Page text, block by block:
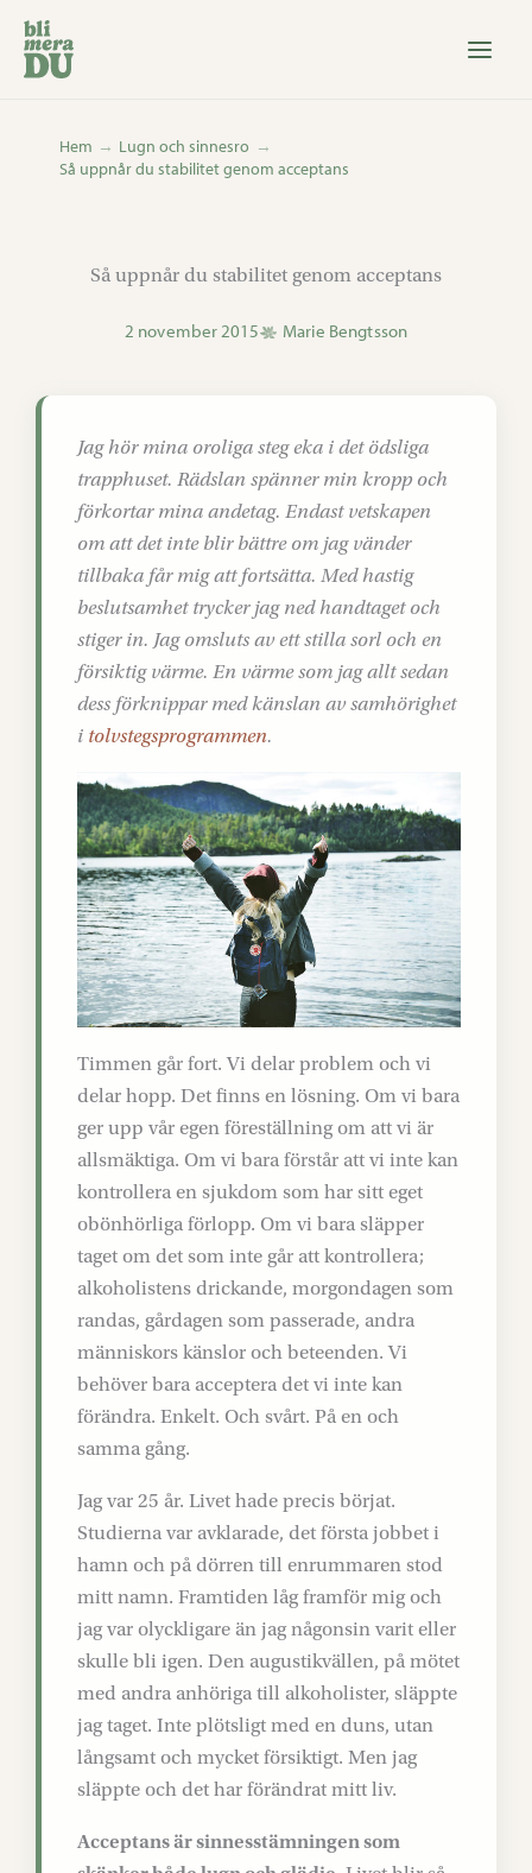
Hoppa
innehåll
Hem
Lugn och sinnesro
Så uppnår du stabilitet genom acceptans
Så uppnår du stabilitet genom acceptans
2 november 2015 Marie Bengtsson
Jag hör mina oroliga steg eka i det ödsliga
trapphuset. Rädslan spänner min kropp och
förkortar mina andetag. Endast vetskapen
om att det inte blir bättre om jag vänder
tillbaka får mig att fortsätta. Med hastig
beslutsamhet trycker jag ned handtaget och
stiger in. Jag omsluts av ett stilla sorl och en
försiktig värme. En värme som jag allt sedan
dess förknippar med känslan av samhörighet
i tolvstegsprogrammen.
Timmen går fort. Vi delar problem och vi
delar hopp. Det finns en lösning. Om vi bara
ger upp vår egen föreställning om att vi är
allsmäktiga. Om vi bara förstår att vi inte kan
kontrollera en sjukdom som har sitt eget
obönhörliga förlopp. Om vi bara släpper
taget om det som inte går att kontrollera;
alkoholistens drickande, morgondagen som
randas, gårdagen som passerade, andra
människors känslor och beteenden. Vi
behöver bara acceptera det vi inte kan
förändra. Enkelt. Och svårt. På en och
samma gång.
Jag var 25 år. Livet hade precis börjat.
Studierna var avklarade, det första jobbet i
hamn och på dörren till enrummaren stod
mitt namn. Framtiden låg framför mig och
jag var olyckligare än jag någonsin varit eller
skulle bli igen. Den augustikvällen, på mötet
med andra anhöriga till alkoholister, släppte
jag taget. Inte plötsligt med en duns, utan
långsamt och mycket försiktigt. Men jag
släppte och det har förändrat mitt liv.
Acceptans är sinnesstämningen som